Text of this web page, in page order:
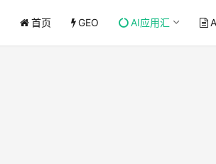
首页 GEO AI应用汇